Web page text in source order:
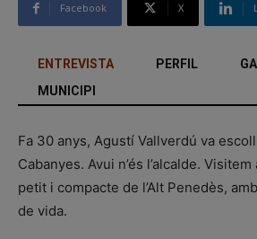
Facebook X
ENTREVISTA PERFIL
MUNICIPI
Fa 30 anys, Agustí Vallverdú va
Cabanyes. Avui n’és l’alcalde.
petit i compacte de l’Alt Penedès,
de vida.